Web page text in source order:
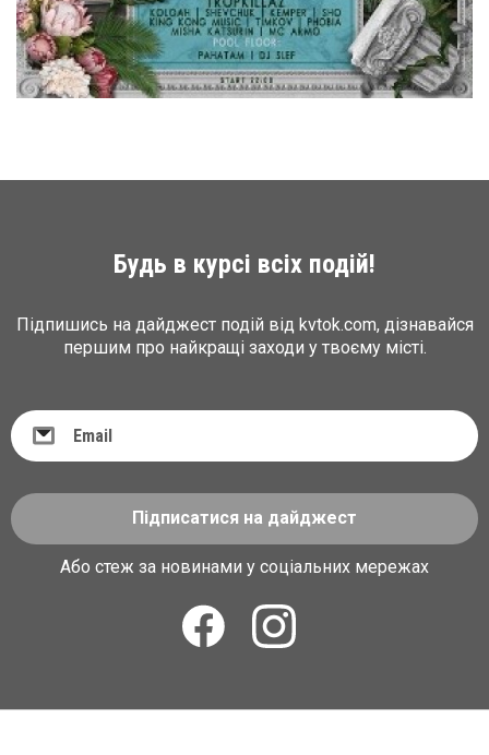
Будь в курсі всіх подій!
Підпишись на дайджест подій від kvtok.com, дізнавайся
першим про найкращі заходи у твоєму місті.
Підписатися на дайджест
Або стеж за новинами у соціальних мережах